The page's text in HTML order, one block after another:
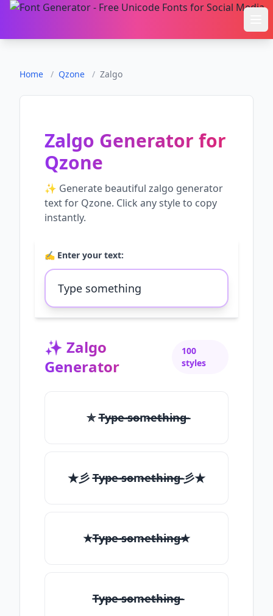
Home / Qzone / Zalgo
Zalgo Generator for
Qzone
✨ Generate beautiful zalgo generator
text for Qzone. Click any style to copy
instantly.
✍️ Enter your text:
✨ Zalgo
Generator
100
styles
✯ T̶̴y̶̴p̶̴e̶̴ ̶̴s̶̴o̶̴m̶̴e̶̴t̶̴h̶̴i̶̴n̶̴g̶̴
★彡 T̶̴y̶̴p̶̴e̶̴ ̶̴s̶̴o̶̴m̶̴e̶̴t̶̴h̶̴i̶̴n̶̴g̶̴ 彡★
★T̶̴y̶̴p̶̴e̶̴ ̶̴s̶̴o̶̴m̶̴e̶̴t̶̴h̶̴i̶̴n̶̴g̶̴★
T̶̴y̶̴p̶̴e̶̴ ̶̴s̶̴o̶̴m̶̴e̶̴t̶̴h̶̴i̶̴n̶̴g̶̴